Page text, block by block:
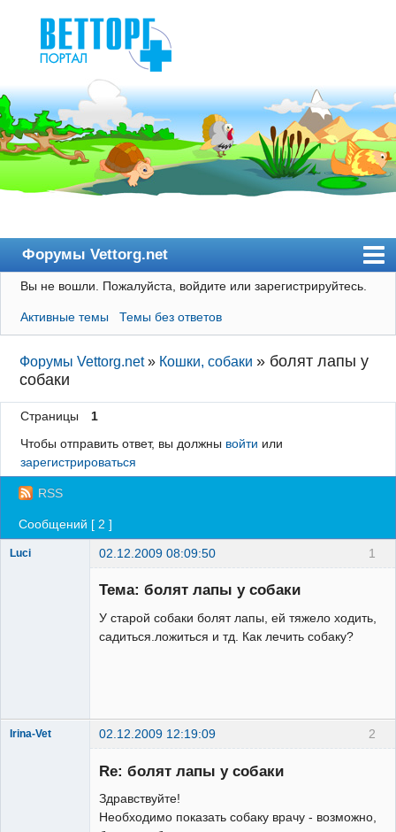
Форумы Vettorg.net
Главная
Пользователи
Правила
Поиск
Регистрация
Вход
Вы не вошли. Пожалуйста, войдите или зарегистрируйтесь.
Активные темы Темы без ответов
Форумы Vettorg.net » Кошки, собаки » болят лапы у
собаки
Страницы
1
Чтобы отправить ответ, вы должны войти или
зарегистрироваться
RSS
Сообщений [ 2 ]
1
Luci 02.12.2009 08:09:50
Зарегистрированный
Тема: болят лапы у собаки
У старой собаки болят лапы, ей тяжело ходить,
садиться.ложиться и тд. Как лечить собаку?
2
Irina-Vet 02.12.2009 12:19:09
Re: болят лапы у собаки
Здравствуйте!
Необходимо показать собаку врачу - возможно,